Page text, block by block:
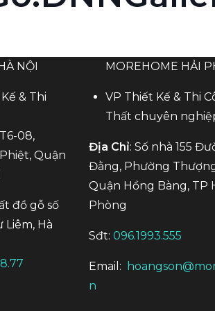
NỘI
& Thi
08,
Quận
đồ gỗ số
Liêm, Hà
MOREHOME HẢI
VP Thiết Kế & Thi
Thất chuyên
Địa Chỉ: Số nhà 155
Đằng, Phường
Quận Hồng Bàng, TP
Phòng
Sđt: 096.1993.555
Email:
n